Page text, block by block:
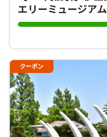
エリーミュージアム
クーポン